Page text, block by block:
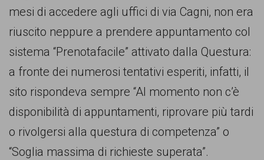
pari
opportunità
garanzia
diritti
mesi di accedere agli uffici di via Cagni, non era
riuscito neppure a prendere appuntamento col
sistema “Prenotafacile” attivato dalla Questura:
a fronte dei numerosi tentativi esperiti, infatti, il
sito rispondeva sempre “Al momento non c’è
disponibilità di appuntamenti, riprovare più tardi
o rivolgersi alla questura di competenza” o
“Soglia massima di richieste superata”.